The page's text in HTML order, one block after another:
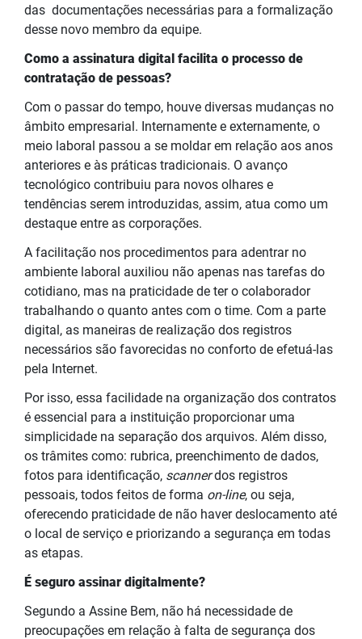
das documentações necessárias para a formalização
desse novo membro da equipe.
Como a assinatura digital facilita o processo de
contratação de pessoas?
Com o passar do tempo, houve diversas mudanças no
âmbito empresarial. Internamente e externamente, o
meio laboral passou a se moldar em relação aos anos
anteriores e às práticas tradicionais. O avanço
tecnológico contribuiu para novos olhares e
tendências serem introduzidas, assim, atua como um
destaque entre as corporações.
A facilitação nos procedimentos para adentrar no
ambiente laboral auxiliou não apenas nas tarefas do
cotidiano, mas na praticidade de ter o colaborador
trabalhando o quanto antes com o time. Com a parte
digital, as maneiras de realização dos registros
necessários são favorecidas no conforto de efetuá-las
pela Internet.
Por isso, essa facilidade na organização dos contratos
é essencial para a instituição proporcionar uma
simplicidade na separação dos arquivos. Além disso,
os trâmites como: rubrica, preenchimento de dados,
fotos para identificação, scannerdos registros
pessoais, todos feitos de forma on-line, ou seja,
oferecendo praticidade de não haver deslocamento até
o local de serviço e priorizando a segurança em todas
as etapas.
É seguro assinar digitalmente?
Segundo a Assine Bem, não há necessidade de
preocupações em relação à falta de segurança dos